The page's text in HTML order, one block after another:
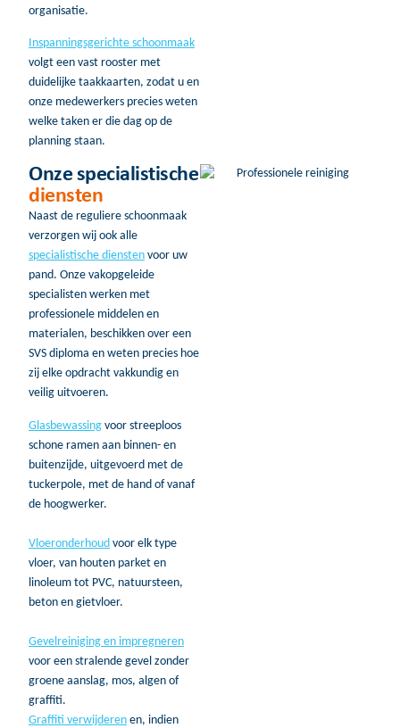
organisatie.
Inspanningsgerichte schoonmaak
volgt een vast rooster met
duidelijke taakkaarten, zodat u en
onze medewerkers precies weten
welke taken er die dag op de
planning staan.
Onze specialistische
diensten
Naast de reguliere schoonmaak
verzorgen wij ook alle
specialistische diensten voor uw
pand. Onze vakopgeleide
specialisten werken met
professionele middelen en
materialen, beschikken over een
SVS diploma en weten precies hoe
zij elke opdracht vakkundig en
veilig uitvoeren.
Glasbewassing voor streeploos
schone ramen aan binnen- en
buitenzijde, uitgevoerd met de
tuckerpole, met de hand of vanaf
de hoogwerker.
Vloeronderhoud voor elk type
vloer, van houten parket en
linoleum tot PVC, natuursteen,
beton en gietvloer.
Gevelreiniging en impregneren
voor een stralende gevel zonder
groene aanslag, mos, algen of
graffiti.
Graffiti verwijderen en, indien